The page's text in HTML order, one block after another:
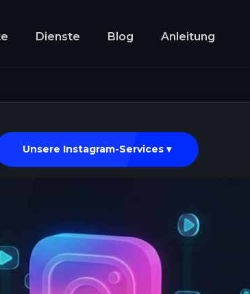
Dienste Blog Anleitung
Unsere Instagram-Services ▾